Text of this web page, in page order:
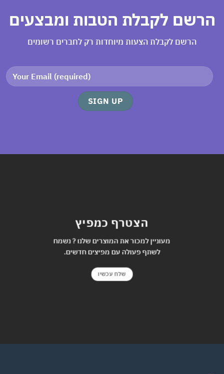
הרשם לקבלת הטבות ומבצעים
הרשם לקבלת הצעות מיוחדות רק לחברים רשומים
הצטרף כמפיץ
מעוניין למכור את המוצרים שלנו ? נשמח
לשתף פעולה עם מפיצים חדשים.
שלח עכשיו